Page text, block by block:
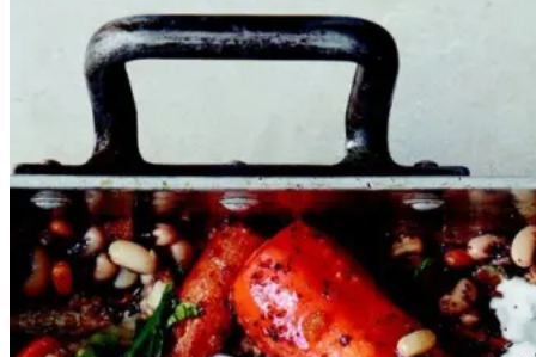
Citronbagte
agte
gulerødder
medmed
sortøjebønner,
ebønner,
ølandshvedeknas,øla
ndshvedeknas,
sumak,sumak,
yoghurt yoghurt ogog
myntemynte